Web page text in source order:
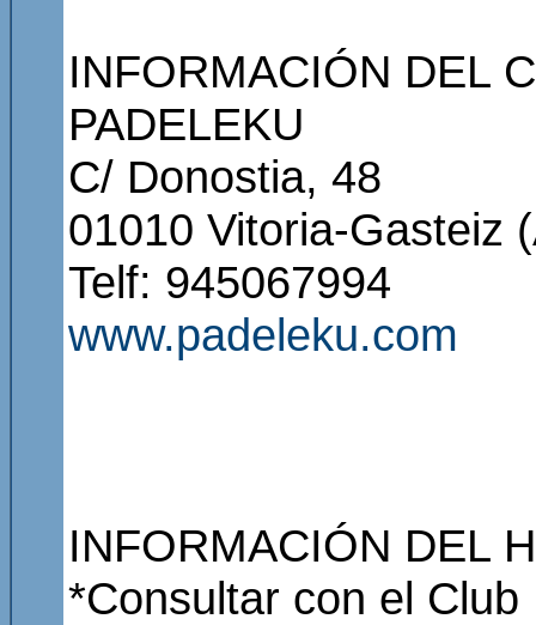
INFORMACIÓN DEL
PADELEKU
C/ Donostia, 48
01010 Vitoria-Gasteiz
Telf: 945067994
www.padeleku.com
INFORMACIÓN DEL
*Consultar con el Club